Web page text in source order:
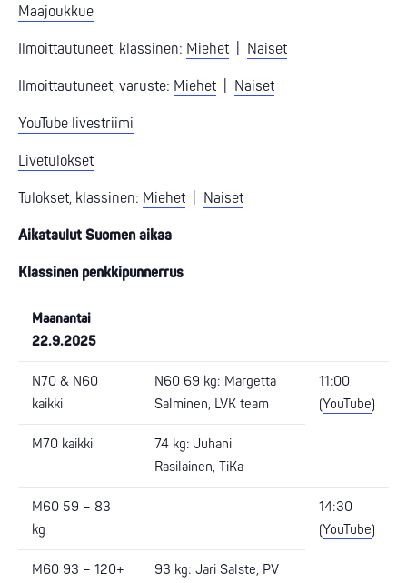
Maajoukkue
Ilmoittautuneet, klassinen: Miehet Naiset
Ilmoittautuneet, varuste: Miehet Naiset
YouTube livestriimi
Livetulokset
Tulokset, klassinen: Miehet Naiset
Aikataulut Suomen aikaa
Klassinen penkkipunnerrus
Maanantai
22.9.2025
N70 & N60
kaikki
N60 69 kg: Margetta
Salminen, LVK team
11:00
(YouTube)
M70 kaikki
74 kg: Juhani
Rasilainen, TiKa
M60 59 – 83
kg
14:30
(YouTube)
M60 93 – 120+
93 kg: Jari Salste, PV